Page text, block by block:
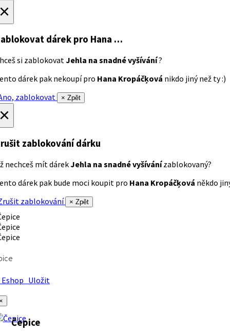
dárek pro Hana …
si zablokovatJehla na snadné vyšívání?
dárek pak nekoupí pro Hana Kropáčķová nikdo jiný než ty :)
zablokovat
× Zpět
zablokování dárku
nechceš mít dárekJehla na snadné vyšívánízablokovaný?
dárek pak bude moci koupit pro Hana Kropáčķová někdo
zablokování
× Zpět
Uložit
Čepice